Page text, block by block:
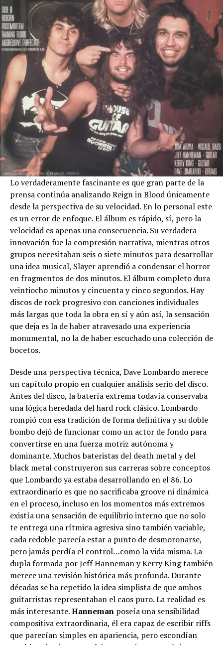
Lo verdaderamente fascinante es que gran parte de la
prensa continúa analizando Reign in Blood únicamente
desde la perspectiva de su velocidad. En lo personal este
es un error de enfoque. El álbum es rápido, sí, pero la
velocidad es apenas una consecuencia. Su verdadera
innovación fue la compresión narrativa, mientras otros
grupos necesitaban seis o siete minutos para desarrollar
una idea musical, Slayer aprendió a condensar el horror
en fragmentos de dos minutos. El álbum completo dura
veintiocho minutos y cincuenta y cinco segundos. Hay
discos de rock progresivo con canciones individuales
más largas que toda la obra en sí y aún así, la sensación
que deja es la de haber atravesado una experiencia
monumental, no la de haber escuchado una colección de
bocetos.
Desde una perspectiva técnica, Dave Lombardo merece
un capítulo propio en cualquier análisis serio del disco.
Antes del disco, la batería extrema todavía conservaba
una lógica heredada del hard rock clásico. Lombardo
rompió con esa tradición de forma definitiva y su doble
bombo dejó de funcionar como un actor de fondo para
convertirse en una fuerza motriz autónoma y
dominante. Muchos bateristas del death metal y del
black metal construyeron sus carreras sobre conceptos
que Lombardo ya estaba desarrollando en el 86. Lo
extraordinario es que no sacrificaba groove ni dinámica
en el proceso, incluso en los momentos más extremos
existía una sensación de equilibrio interno que no solo
te entrega una rítmica agresiva sino también vaciable,
cada redoble parecía estar a punto de desmoronarse,
pero jamás perdía el control…como la vida misma. La
dupla formada por Jeff Hanneman y Kerry King también
merece una revisión histórica más profunda. Durante
décadas se ha repetido la idea simplista de que ambos
guitarristas representaban el caos puro. La realidad es
más interesante.Hanneman poseía una sensibilidad
compositiva extraordinaria, él era capaz de escribir riffs
que parecían simples en apariencia, pero escondían